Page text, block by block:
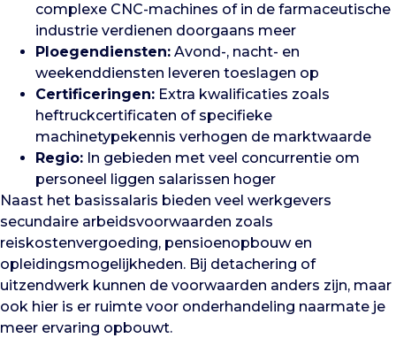
complexe CNC-machines of in de farmaceutische
industrie verdienen doorgaans meer
Ploegendiensten: Avond-, nacht- en
weekenddiensten leveren toeslagen op
Certificeringen: Extra kwalificaties zoals
heftruckcertificaten of specifieke
machinetypekennis verhogen de marktwaarde
Regio: In gebieden met veel concurrentie om
personeel liggen salarissen hoger
Naast het basissalaris bieden veel werkgevers
secundaire arbeidsvoorwaarden zoals
reiskostenvergoeding, pensioenopbouw en
opleidingsmogelijkheden. Bij detachering of
uitzendwerk kunnen de voorwaarden anders zijn, maar
ook hier is er ruimte voor onderhandeling naarmate je
meer ervaring opbouwt.